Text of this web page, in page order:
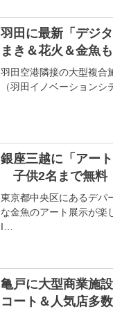
羽田に最新「デジ
まき＆花火＆金魚も
羽田空港隣接の大型複合
（羽田イノベーション
銀座三越に「アー
子供2名まで無料
東京都中央区にあるデパ
な金魚のアート展示が楽
I…
亀戸に大型商業施
コート＆人気店多数